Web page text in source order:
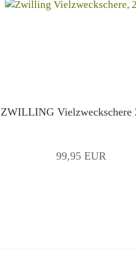
ZWILLING Vielzweckschere
99,95 EUR